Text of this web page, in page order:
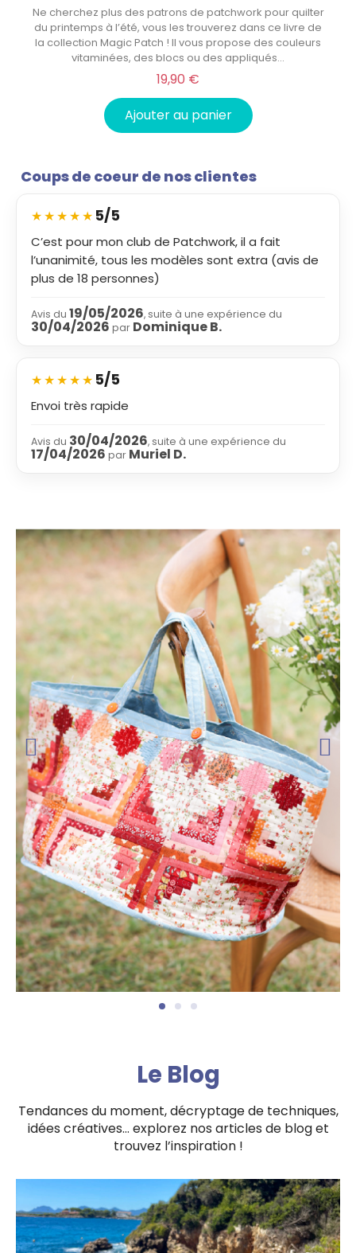
Ne cherchez plus des patrons de patchwork pour quilter
du printemps à l’été, vous les trouverez dans ce livre de
la collection Magic Patch ! Il vous propose des couleurs
vitaminées, des blocs ou des appliqués…
19,90 €
Ajouter au panier
Coups de coeur de nos clientes
★★★★★ 5/5
C’est pour mon club de Patchwork, il a fait
l’unanimité, tous les modèles sont extra (avis de
plus de 18 personnes)
Avis du 19/05/2026, suite à une expérience du
30/04/2026 par Dominique B.
★★★★★ 5/5
Envoi très rapide
Avis du 30/04/2026, suite à une expérience du
17/04/2026 par Muriel D.
Le Blog
Tendances du moment, décryptage de techniques,
idées créatives… explorez nos articles de blog et
trouvez l’inspiration !